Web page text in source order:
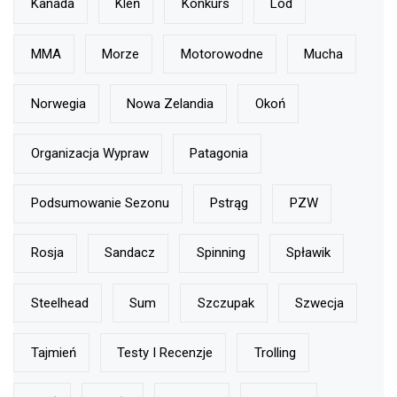
Kanada Kleń Konkurs Lód
MMA Morze Motorowodne Mucha
Norwegia Nowa Zelandia Okoń
Organizacja Wypraw Patagonia
Podsumowanie Sezonu Pstrąg PZW
Rosja Sandacz Spinning Spławik
Steelhead Sum Szczupak Szwecja
Tajmień Testy I Recenzje Trolling